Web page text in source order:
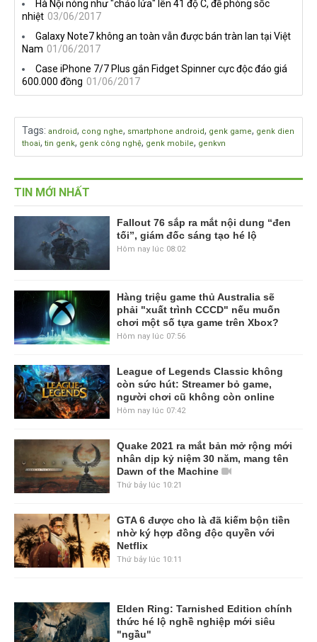
Hà Nội nóng như "chảo lửa" lên 41 độ C, đề phòng sốc
nhiệt 03/06/2017
Galaxy Note7 không an toàn vẫn được bán tràn lan tại Việt
Nam 01/06/2017
Case iPhone 7/7 Plus gắn Fidget Spinner cực độc đáo giá
600.000 đồng 01/06/2017
Tags: android, cong nghe, smartphone android, genk game, genk dien
thoai, tin genk, genk công nghệ, genk mobile, genkvn
TIN MỚI NHẤT
Fallout 76 sắp ra mắt nội dung “đen
tối”, giám đốc sáng tạo hé lộ
Hôm nay lúc 08:02
Hàng triệu game thủ Australia sẽ
phải "xuất trình CCCD" nếu muốn
chơi một số tựa game trên Xbox?
Hôm nay lúc 07:56
League of Legends Classic không
còn sức hút: Streamer bỏ game,
người chơi cũ không còn online
Hôm nay lúc 07:42
Quake 2021 ra mắt bản mở rộng mới
nhân dịp kỷ niệm 30 năm, mang tên
Dawn of the Machine
Thứ bảy lúc 10:21
GTA 6 được cho là đã kiếm bộn tiền
nhờ ký hợp đồng độc quyền với
Netflix
Thứ bảy lúc 10:11
Elden Ring: Tarnished Edition chính
thức hé lộ nghề nghiệp mới siêu
"ngầu"